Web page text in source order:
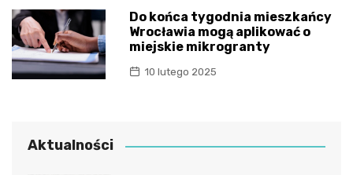
Do końca tygodnia mieszkańcy
Wrocławia mogą aplikować o
miejskie mikrogranty
10 lutego 2025
Aktualności